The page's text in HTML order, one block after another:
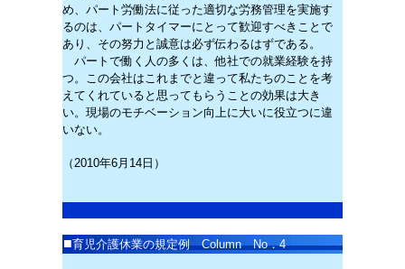
め、パート労働法に従った適切な労務管理を実施す
るのは、パートタイマーにとって歓迎すべきことで
あり、その努力と誠意は必ず伝わるはずである。
パートで働く人の多くは、他社での就業経験を持
つ。この会社はこれまでと違って私たちのことを考
えてくれていると思ってもらうことの効果は大き
い。現場のモチベーション向上に大いに役立つに違
いない。
（2010年6月14日）
■育児介護休業の規定例Column No．4